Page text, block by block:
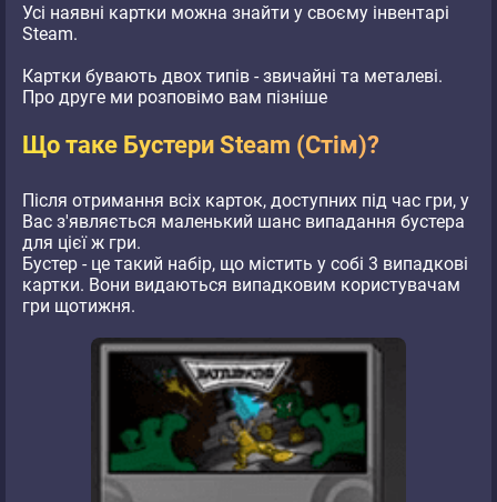
Усі наявні картки можна знайти у своєму інвентарі
Steam.
Картки бувають двох типів - звичайні та металеві.
Про друге ми розповімо вам пізніше
Що таке Бустери Steam (Стім)?
Після отримання всіх карток, доступних під час гри, у
Вас з'являється маленький шанс випадання бустера
для цієї ж гри.
Бустер - це такий набір, що містить у собі 3 випадкові
картки. Вони видаються випадковим користувачам
гри щотижня.